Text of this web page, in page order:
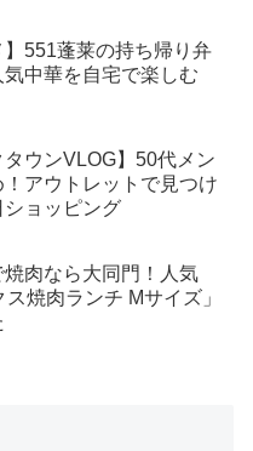
】551蓬莱の持ち帰り弁
中華を自宅で楽しむ
タウンVLOG】50代メン
！アウトレットで見つけ
ショッピング
肉なら大同門！人気
焼肉ランチ Mサイズ」